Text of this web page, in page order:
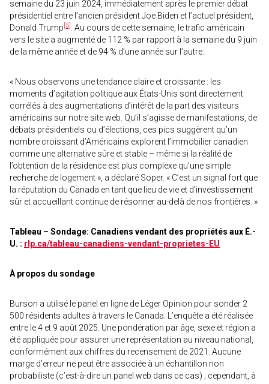
semaine du 23 juin 2024, immédiatement après le premier débat
présidentiel entre l’ancien président Joe Biden et l’actuel président,
Donald Trump [5] . Au cours de cette semaine, le trafic américain
vers le site a augmenté de 112 % par rapport à la semaine du 9 juin
de la même année et de 94 % d’une année sur l’autre.
« Nous observons une tendance claire et croissante : les
moments d’agitation politique aux États-Unis sont directement
corrélés à des augmentations d’intérêt de la part des visiteurs
américains sur notre site web. Qu’il s’agisse de manifestations, de
débats présidentiels ou d’élections, ces pics suggèrent qu’un
nombre croissant d’Américains explorent l’immobilier canadien
comme une alternative sûre et stable – même si la réalité de
l’obtention de la résidence est plus complexe qu’une simple
recherche de logement », a déclaré Soper. « C’est un signal fort que
la réputation du Canada en tant que lieu de vie et d’investissement
sûr et accueillant continue de résonner au-delà de nos frontières. »
Tableau – Sondage: Canadiens vendant des propriétés aux É.-
U. : rlp.ca/tableau-canadiens-vendant-proprietes-EU
À propos du sondage
Burson a utilisé le panel en ligne de Léger Opinion pour sonder 2
500 résidents adultes à travers le Canada. L’enquête a été réalisée
entre le 4 et 9 août 2025. Une pondération par âge, sexe et région a
été appliquée pour assurer une représentation au niveau national,
conformément aux chiffres du recensement de 2021. Aucune
marge d’erreur ne peut être associée à un échantillon non
probabiliste (c’est-à-dire un panel web dans ce cas) ; cependant, à